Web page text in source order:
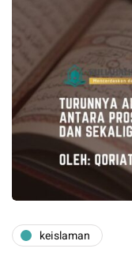
keislaman